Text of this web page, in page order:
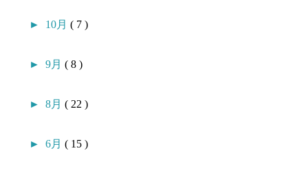
► 10月( 7 )
►9月( 8 )
►8月( 22 )
►6月( 15 )